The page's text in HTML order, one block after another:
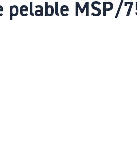
pelable MSP/